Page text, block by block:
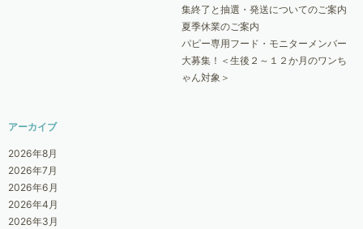
集終了と抽選・発送についてのご案内
夏季休業のご案内
パピー専用フード・モニターメンバー
大募集！＜生後２～１２か月のワンち
ゃん対象＞
アーカイブ
2026年8月
2026年7月
2026年6月
2026年4月
2026年3月